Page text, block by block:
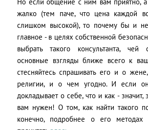
жалко (тем паче, что цена каждой
слишком высокой), то почему бы и
главное - в целях собственной
выбрать такого консультанта,
основные взгляды ближе всего к
стесняйтесь спрашивать его и о
религии, и о чем угодно. И если
докладывает о себе, что и как - значит,
вам нужен! О том, как найти такого
конечно, подробнее о его методах